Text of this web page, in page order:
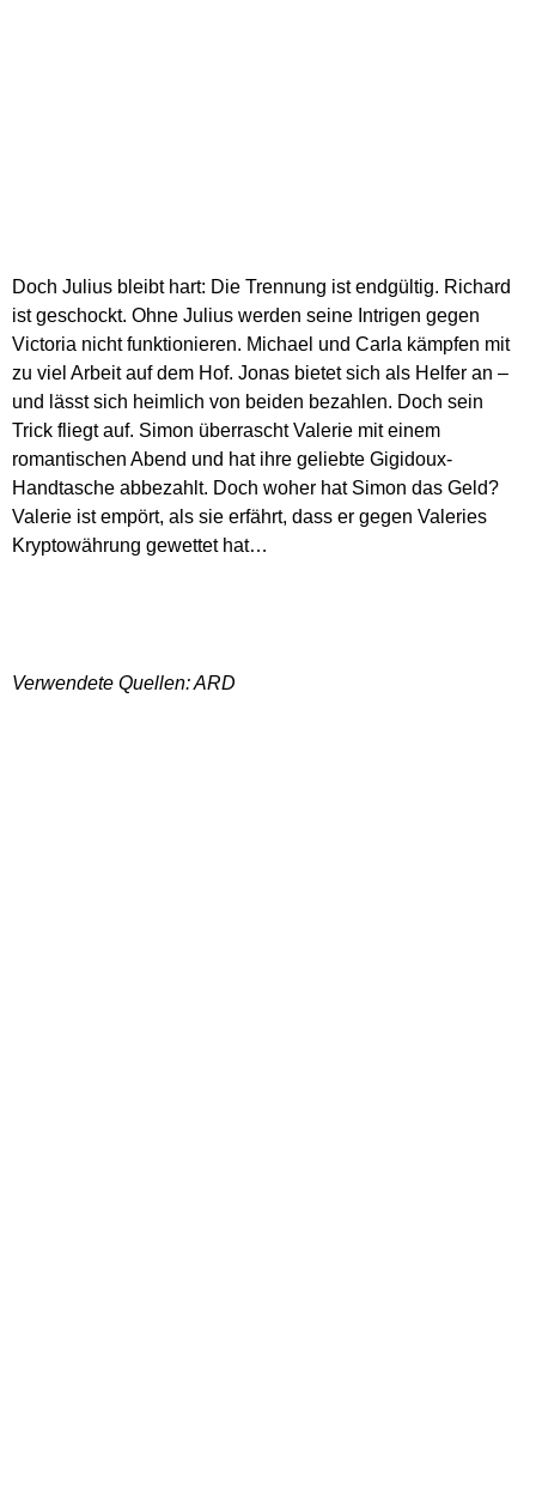
Doch Julius bleibt hart: Die Trennung ist endgültig. Richard
ist geschockt. Ohne Julius werden seine Intrigen gegen
Victoria nicht funktionieren. Michael und Carla kämpfen mit
zu viel Arbeit auf dem Hof. Jonas bietet sich als Helfer an –
und lässt sich heimlich von beiden bezahlen. Doch sein
Trick fliegt auf. Simon überrascht Valerie mit einem
romantischen Abend und hat ihre geliebte Gigidoux-
Handtasche abbezahlt. Doch woher hat Simon das Geld?
Valerie ist empört, als sie erfährt, dass er gegen Valeries
Kryptowährung gewettet hat…
Verwendete Quellen: ARD